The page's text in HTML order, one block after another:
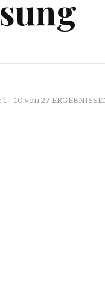
- 10 von 27